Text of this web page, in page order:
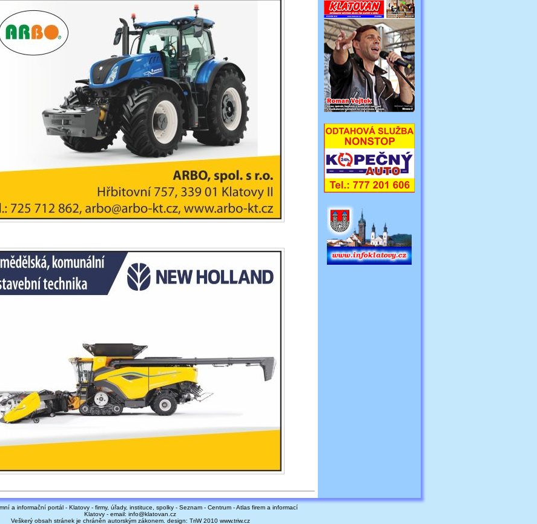
a informační portál - Klatovy - firmy, úřady, instituce, spolky - Seznam - Centrum - Atlas firem a informací
Klatovy - email: info@klatovan.cz
Veškerý obsah stránek je chráněn autorským zákonem. design: TriW 2010 www.triw.cz